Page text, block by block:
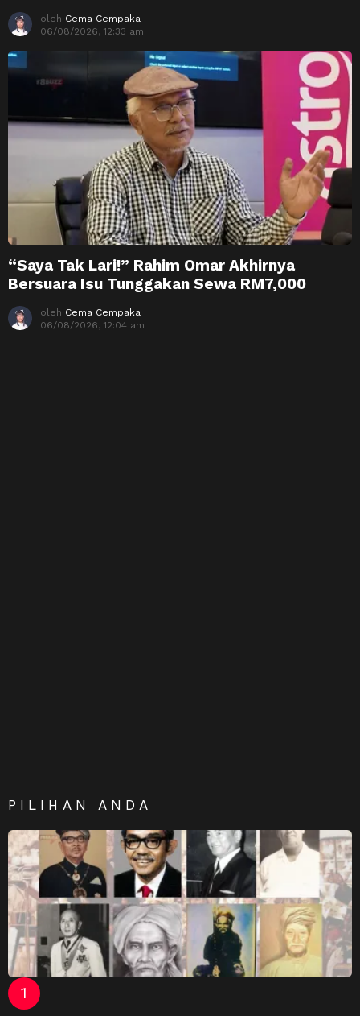
oleh Cema Cempaka
06/08/2026, 12:33 am
“Saya Tak Lari!” Rahim Omar Akhirnya
Bersuara Isu Tunggakan Sewa RM7,000
oleh Cema Cempaka
06/08/2026, 12:04 am
PILIHAN ANDA